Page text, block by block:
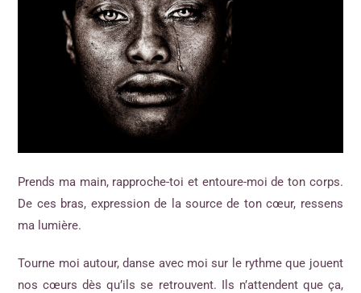
Prends ma main, rapproche-toi et entoure-moi de ton corps.
De ces bras, expression de la source de ton cœur, ressens
ma lumière.
Tourne moi autour, danse avec moi sur le rythme que jouent
nos cœurs dès qu’ils se retrouvent. Ils n’attendent que ça,